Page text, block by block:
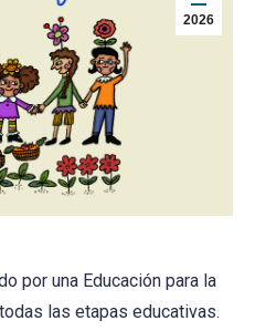
2026
por una Educación para la
las etapas educativas.